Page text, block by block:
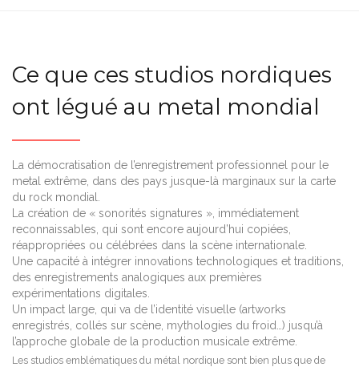
Ce que ces studios nordiques
ont légué au metal mondial
La démocratisation de l’enregistrement professionnel pour le
metal extrême, dans des pays jusque-là marginaux sur la carte
du rock mondial.
La création de « sonorités signatures », immédiatement
reconnaissables, qui sont encore aujourd’hui copiées,
réappropriées ou célébrées dans la scène internationale.
Une capacité à intégrer innovations technologiques et traditions,
des enregistrements analogiques aux premières
expérimentations digitales.
Un impact large, qui va de l’identité visuelle (artworks
enregistrés, collés sur scène, mythologies du froid…) jusqu’à
l’approche globale de la production musicale extrême.
Les studios emblématiques du métal nordique sont bien plus que de